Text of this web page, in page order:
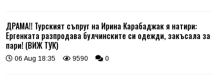
ДРАМА!! Турският съпруг на Ирина Карабаджак я натири:
Ергенката разпродава булчинските си одежди, закъсала за
пари! (ВИЖ ТУК)
06 Aug 18:35 9590 0